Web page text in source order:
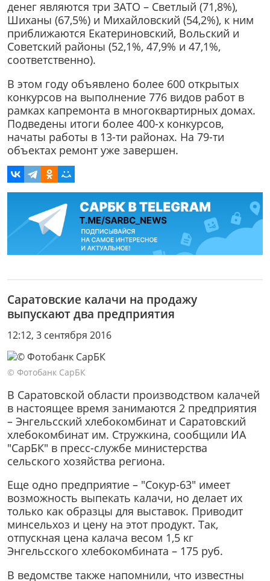
денег являются три ЗАТО – Светлый (71,8%),
Шиханы (67,5%) и Михайловский (54,2%), к ним
приближаются Екатериновский, Вольский и
Советский районы (52,1%, 47,9% и 47,1%,
соответственно).
В этом году объявлено более 600 открытых
конкурсов на выполнение 776 видов работ в
рамках капремонта в многоквартирных домах.
Подведены итоги более 400-х конкурсов,
начаты работы в 13-ти районах. На 79-ти
объектах ремонт уже завершен.
Саратовские калачи на продажу
выпускают два предприятия
12:12, 3 сентября 2016
© Фотобанк СарБК
В Саратовской области производством калачей
в настоящее время занимаются 2 предприятия
– Энгельсский хлебокомбинат и Саратовский
хлебокомбинат им. Стружкина, сообщили ИА
"СарБК" в пресс-службе министерства
сельского хозяйства региона.
Еще одно предприятие – "Сокур-63" имеет
возможность выпекать калачи, но делает их
только как образцы для выставок. Приводит
минсельхоз и цену на этот продукт. Так,
отпускная цена калача весом 1,5 кг
Энгельсского хлебокомбината – 175 руб.
В ведомстве также напомнили, что известны